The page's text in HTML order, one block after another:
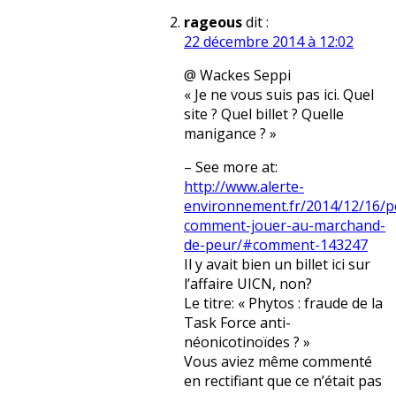
rageousdit :
22 décembre 2014 à 12:02
@ Wackes Seppi
« Je ne vous suis pas ici. Quel
site ? Quel billet ? Quelle
manigance ? »
– See more at:
http://www.alerte-
environnement.fr/2014/12/16/
comment-jouer-au-marchand-
de-peur/#comment-143247
Il y avait bien un billet ici sur
l’affaire UICN, non?
Le titre: « Phytos : fraude de la
Task Force anti-
néonicotinoïdes ? »
Vous aviez même commenté
en rectifiant que ce n’était pas